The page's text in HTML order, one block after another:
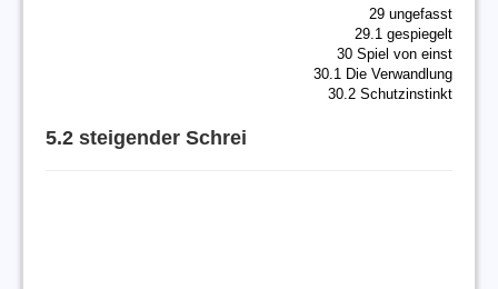
29 ungefasst
29.1 gespiegelt
30 Spiel von einst
30.1 Die Verwandlung
30.2 Schutzinstinkt
5.2 steigender Schrei